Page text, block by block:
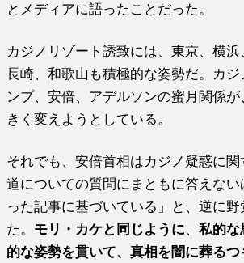
とメディアに語ったことだった。
カジノリゾート誘致には、東京、横浜
長崎、和歌山も積極的な姿勢だ。カジ
ンプ、安倍、アデルソンの蜜月関係
きく変えようとしている。
それでも、安倍首相はカジノ疑惑に関
道についての質問にまともに答えな
った記事に基づいている」と、逆に野
た。 モリ・カケと同じように、私的な
的な姿勢を貫いて、真相を闇に葬るつ